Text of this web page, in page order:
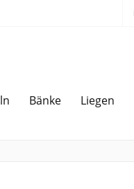
Bänke Liegen
Über 20 Jahre Erfahrung